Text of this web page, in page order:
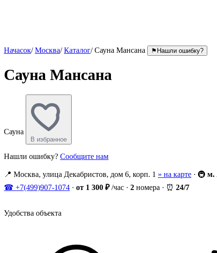
Начасок/ Москва/ Каталог/ Сауна Мансана ⚑ Нашли ошибку?
Сауна Мансана
Сауна
В избранное
Нашли ошибку? Сообщите нам
📍 Москва, улица Декабристов, дом 6, корп. 1 » на карте · 🚇 м.
☎ +7(499)907-1074 · от 1 300 ₽/час · 2 номера · ⏰ 24/7
Удобства объекта